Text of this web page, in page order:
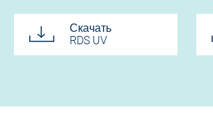
Скачать
RDS UV